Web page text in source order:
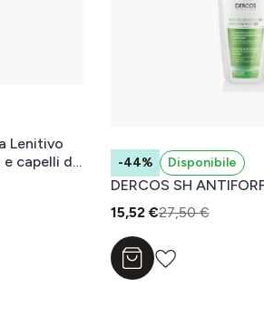
Lenitivo
capelli da
-44% Disponibile
DERCOS SH
15,52 €27,50 €
Aggiungi al carrello